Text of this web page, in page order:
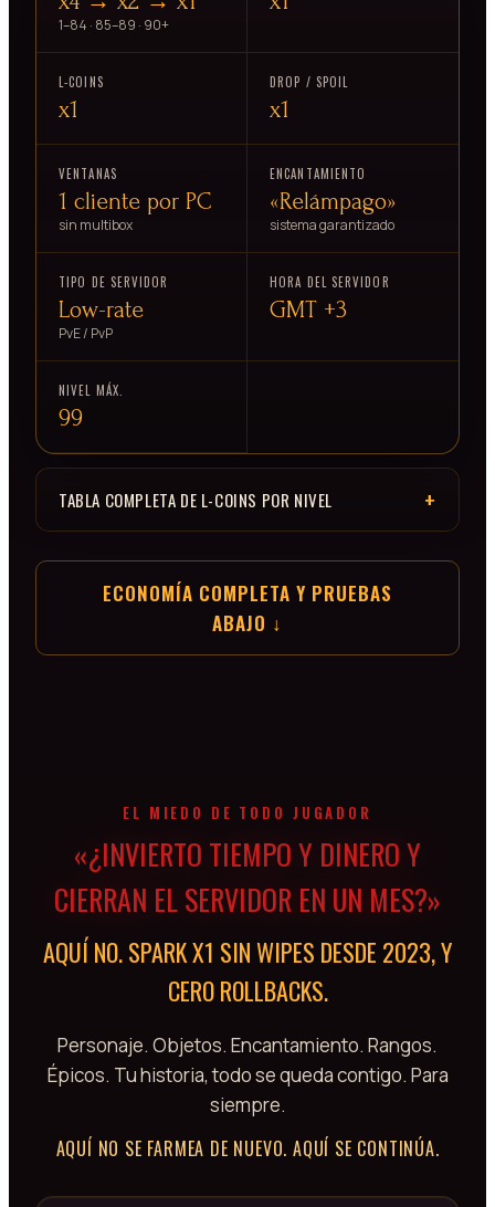
1–84 · 85–89 · 90+
L-COINS
x1
DROP / SPOIL
x1
VENTANAS
1 cliente por PC
sin multibox
ENCANTAMIENTO
«Relámpago»
sistema garantizado
TIPO DE SERVIDOR
Low-rate
PvE / PvP
HORA DEL SERVIDOR
GMT +3
NIVEL MÁX.
99
TABLA COMPLETA DE L-COINS POR NIVEL
ECONOMÍA COMPLETA Y PRUEBAS
ABAJO ↓
EL MIEDO DE TODO JUGADOR
«¿INVIERTO TIEMPO Y DINERO Y
CIERRAN EL SERVIDOR EN UN MES?»
AQUÍ NO. SPARK X1 SIN WIPES DESDE 2023, Y
CERO ROLLBACKS.
Personaje. Objetos. Encantamiento. Rangos.
Épicos. Tu historia, todo se queda contigo. Para
siempre.
AQUÍ NO SE FARMEA DE NUEVO. AQUÍ SE CONTINÚA.